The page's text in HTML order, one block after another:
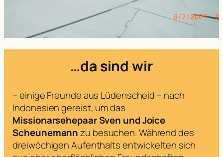
…da sind wir
– einige Freunde aus Lüdenscheid – nach
Indonesien gereist, um das
Missionarsehepaar Sven und Joice
Scheunemannzu besuchen. Während des
dreiwöchigen Aufenthalts entwickelten sich